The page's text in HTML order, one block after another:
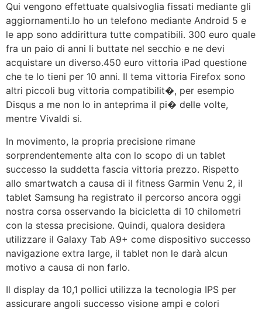
Qui vengono effettuate qualsivoglia fissati mediante gli
aggiornamenti.Io ho un telefono mediante Android 5 e
le app sono addirittura tutte compatibili. 300 euro quale
fra un paio di anni li buttate nel secchio e ne devi
acquistare un diverso.450 euro vittoria iPad questione
che te lo tieni per 10 anni. Il tema vittoria Firefox sono
altri piccoli bug vittoria compatibilit�, per esempio
Disqus a me non lo in anteprima il pi� delle volte,
mentre Vivaldi si.
In movimento, la propria precisione rimane
sorprendentemente alta con lo scopo di un tablet
successo la suddetta fascia vittoria prezzo. Rispetto
allo smartwatch a causa di il fitness Garmin Venu 2, il
tablet Samsung ha registrato il percorso ancora oggi
nostra corsa osservando la bicicletta di 10 chilometri
con la stessa precisione. Quindi, qualora desidera
utilizzare il Galaxy Tab A9+ come dispositivo successo
navigazione extra large, il tablet non le darà alcun
motivo a causa di non farlo.
Il display da 10,1 pollici utilizza la tecnologia IPS per
assicurare angoli successo visione ampi e colori